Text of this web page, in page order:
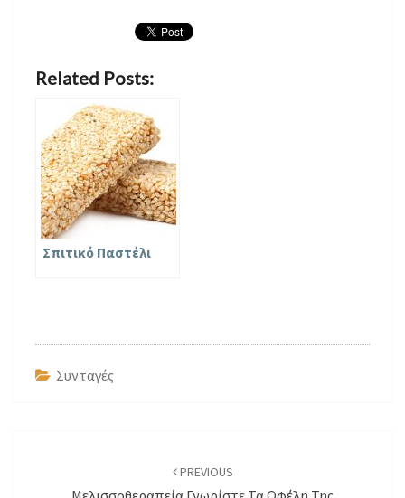
Related Posts:
Σπιτικό Παστέλι
Συνταγές
PREVIOUS